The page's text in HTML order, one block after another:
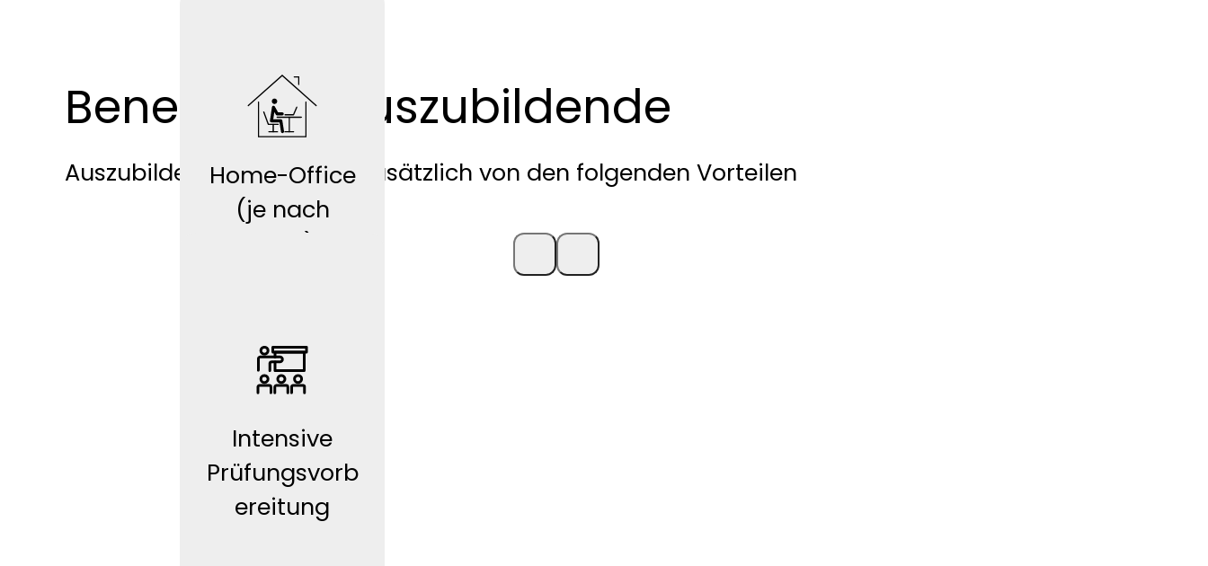
LIF
Home-Office
(je nach
Tätigkeit) mit
WORK LIF E
Benefits für Auszubildende
Auszubildende profitieren zusätzlich von den folgenden Vorteilen
Intensive
Prüfungsvorb
ereitung